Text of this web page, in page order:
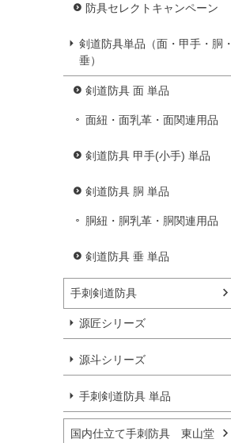
防具セレクトキャンペーン
剣道防具単品（面・甲手・胴・
垂）
剣道防具 面 単品
面紐・面乳革・面関連用品
剣道防具 甲手(小手) 単品
剣道防具 胴 単品
胴紐・胴乳革・胴関連用品
剣道防具 垂 単品
手刺剣道防具
源匠シリーズ
源斗シリーズ
手刺剣道防具 単品
国内仕立て手刺防具 東山堂